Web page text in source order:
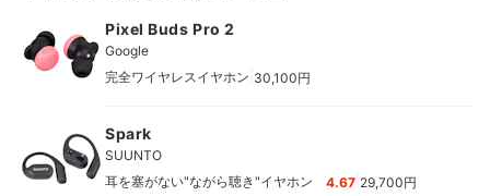
Pixel Buds Pro 2
Google
完全ワイヤレスイヤホン 30,100円
Spark
SUUNTO
耳を塞がない"ながら聴き"イヤホン
4.67 29,700円